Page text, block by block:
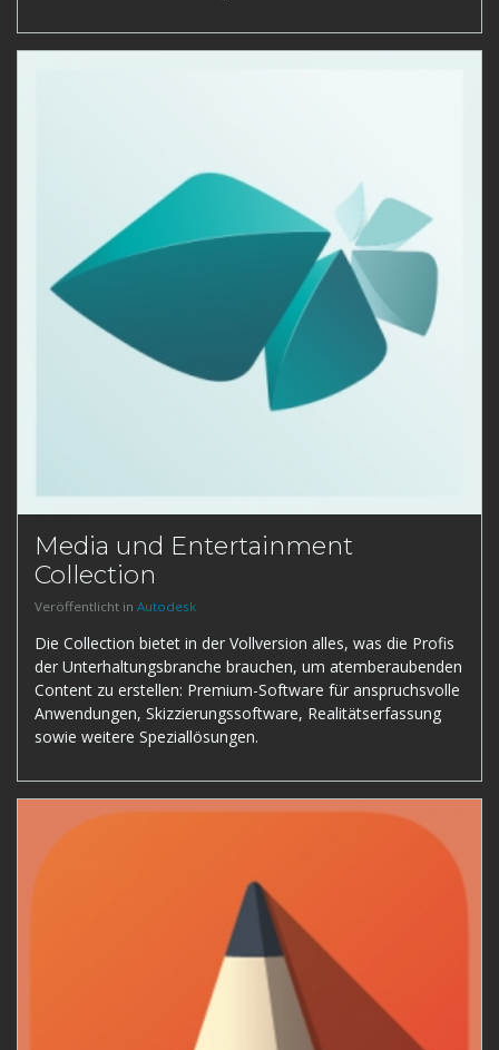
Media und Entertainment
Collection
Veröffentlicht in Autodesk
Die Collection bietet in der Vollversion alles, was die Profis
der Unterhaltungsbranche brauchen, um atemberaubenden
Content zu erstellen: Premium-Software für anspruchsvolle
Anwendungen, Skizzierungssoftware, Realitätserfassung
sowie weitere Speziallösungen.